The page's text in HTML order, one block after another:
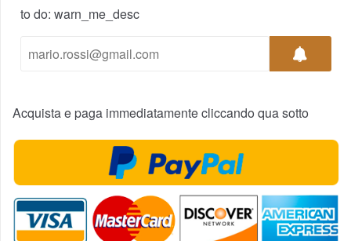
to do: warn_me_desc
Acquista e paga immediatamente cliccando qua sotto